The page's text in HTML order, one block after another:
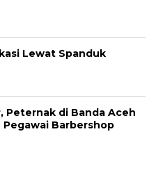
Lewat Spanduk
Peternak di Banda Aceh
Barbershop